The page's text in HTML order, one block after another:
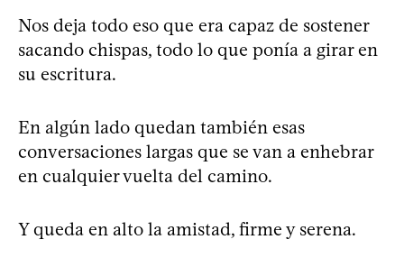
Nos deja todo eso que era capaz de sostener
sacando chispas, todo lo que ponía a girar en
su escritura.
En algún lado quedan también esas
conversaciones largas que se van a enhebrar
en cualquier vuelta del camino.
Y queda en alto la amistad, firme y serena.